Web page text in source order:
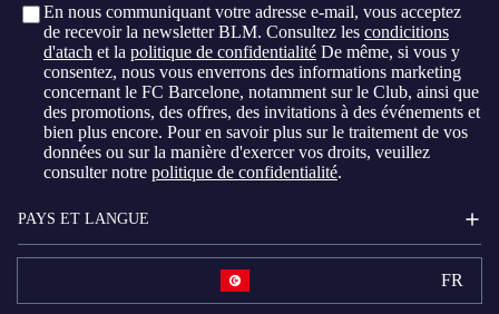
En nous communiquant votre adresse e-mail, vous acceptez
de recevoir la newsletter BLM. Consultez les condicitions
d'atach et la politique de confidentialité De même, si vous y
consentez, nous vous enverrons des informations marketing
concernant le FC Barcelone, notamment sur le Club, ainsi que
des promotions, des offres, des invitations à des événements et
bien plus encore. Pour en savoir plus sur le traitement de vos
données ou sur la manière d'exercer vos droits, veuillez
consulter notre politique de confidentialité.
PAYS ET LANGUE
FR